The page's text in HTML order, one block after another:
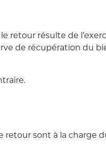
retour résulte de
de récupération du
retour sont à la charge